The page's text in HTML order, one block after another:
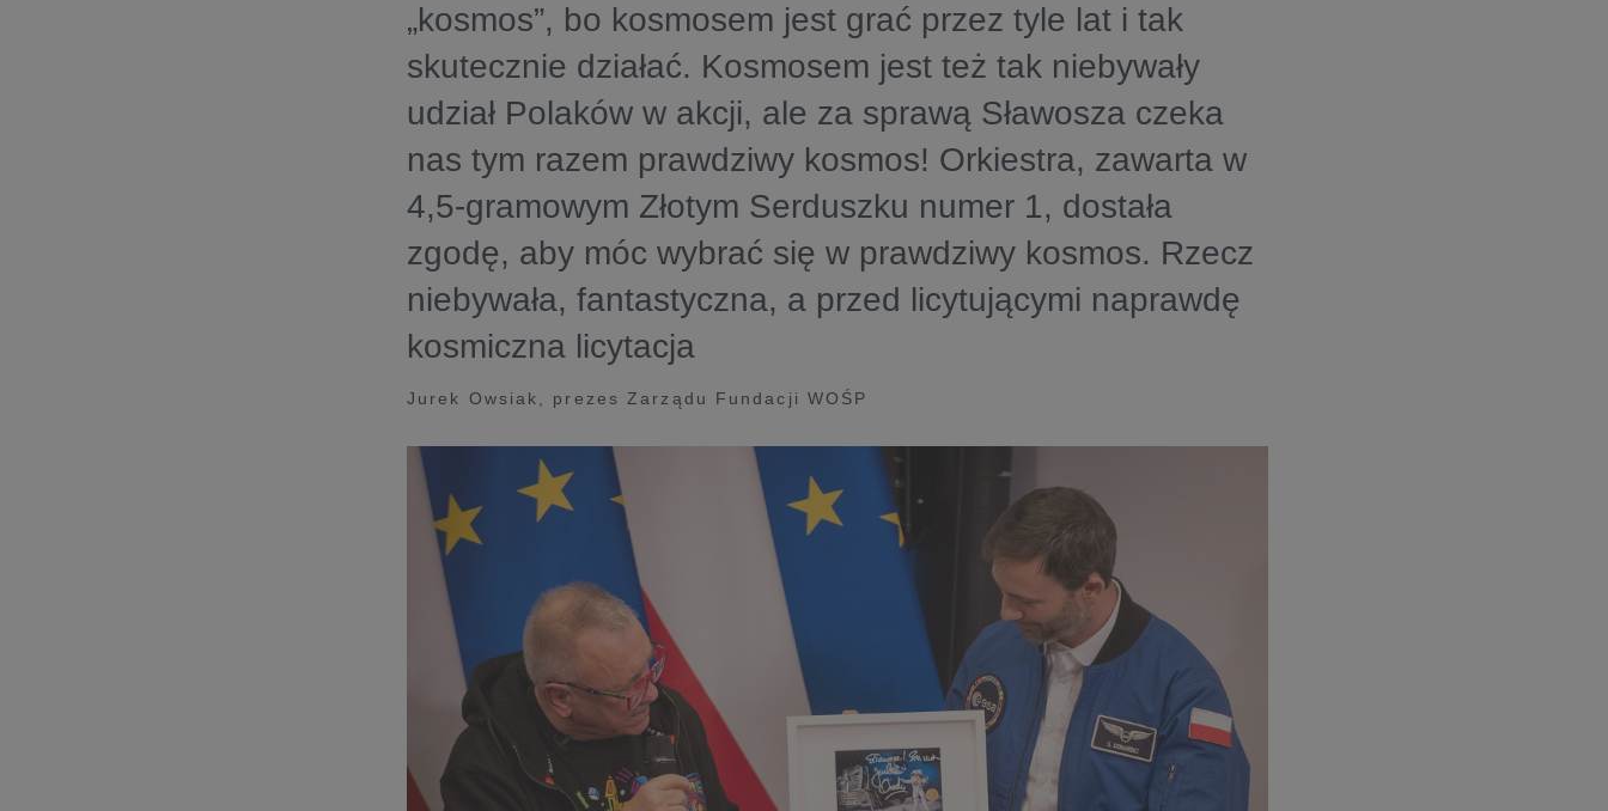
„kosmos”, bo kosmosem jest grać przez tyle lat i tak
skutecznie działać. Kosmosem jest też tak niebywały
udział Polaków w akcji, ale za sprawą Sławosza czeka
nas tym razem prawdziwy kosmos! Orkiestra, zawarta w
4,5-gramowym Złotym Serduszku numer 1, dostała
zgodę, aby móc wybrać się w prawdziwy kosmos. Rzecz
niebywała, fantastyczna, a przed licytującymi naprawdę
kosmiczna licytacja ​
Jurek Owsiak, prezes Zarządu Fundacji WOŚP